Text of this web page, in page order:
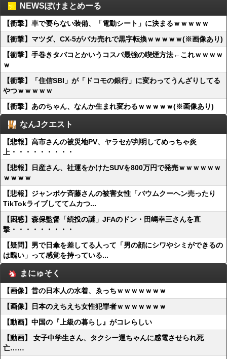
NEWSぽけまとめーる
【衝撃】車で要らない装備、「電動シート」に決まるｗｗｗｗｗ
【衝撃】マツダ、CX-5がバカ売れで黒字転換ｗｗｗｗｗ(※画像あり)
【衝撃】手巻きタバコとかいうコスパ最強の喫煙方法←これｗｗｗｗ
ｗ
【衝撃】「住信SBI」が「ドコモの銀行」に変わってうんざりしてる
やつｗｗｗｗｗ
【衝撃】あのちゃん、なんか生まれ変わるｗｗｗｗｗ(※画像あり)
なんJクエスト
【悲報】高市さんの被災地PV、ヤラセが判明してめっちゃ炎
上・・・・・・・・・
【悲報】日産さん、社運をかけたSUVを800万円で発売ｗｗｗｗｗｗ
ｗｗｗｗ
【悲報】ジャンポケ斉藤さんの被害女性「バウムクーヘン売ったり
TikTokライブしててムカつ...
【困惑】森保監督「続投の謎」JFAのドン・田嶋幸三さんを直
撃・・・・・・・・・
【疑問】男で日傘を差してる人って「男の顔にシワやシミができるの
は醜い」って感覚を持っている...
まにゅそく
【画像】昔の日本人の水着、ゑっちｗｗｗｗｗｗｗ
【画像】日本のえちえち女性犯罪者ｗｗｗｗｗｗｗ
【動画】中国の『上級の暮らし』がコレらしい
【動画】 女子中学生さん、タクシー運ちゃんに感電させられ死
亡……